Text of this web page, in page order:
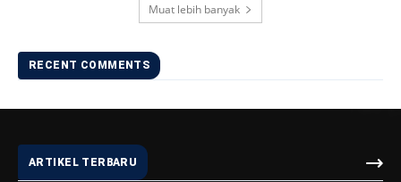
Muat lebih banyak
RECENT COMMENTS
ARTIKEL TERBARU